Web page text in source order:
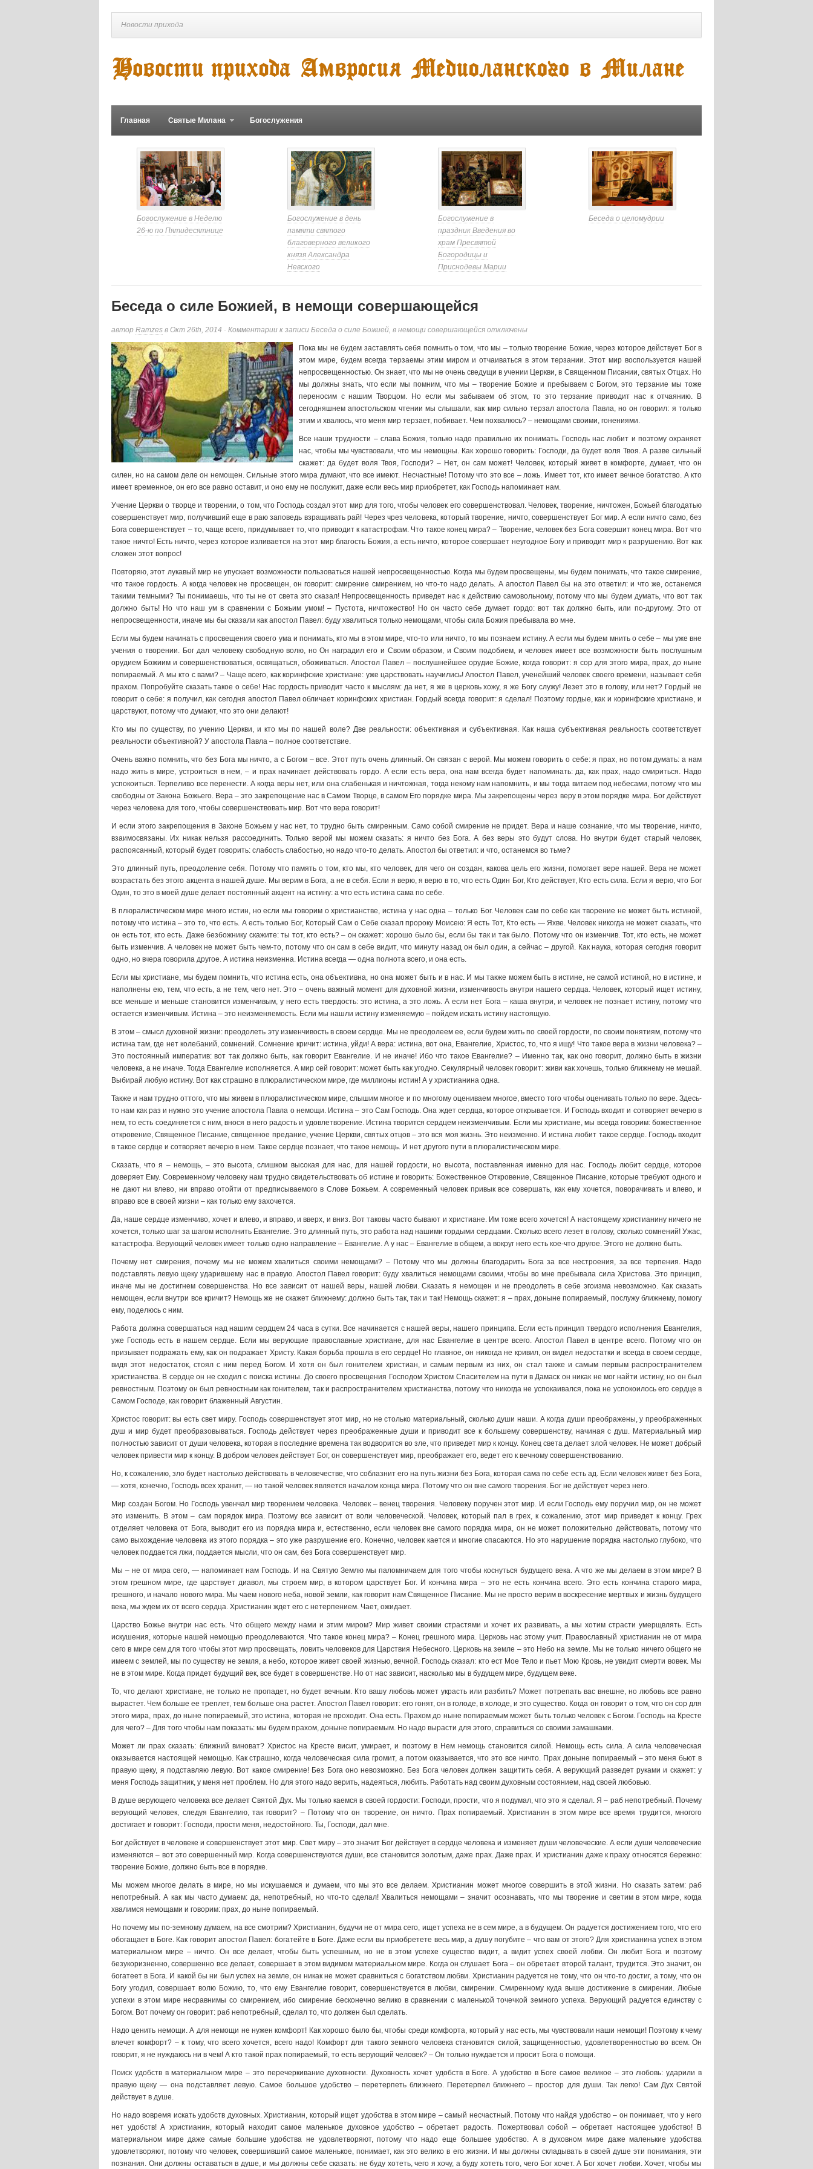
Новости прихода
Главная Святые Милана Богослужения
Богослужение в Неделю
26-ю по Пятидесятнице
Богослужение в день
памяти святого
благоверного великого
князя Александра
Невского
Богослужение в
праздник Введения во
храм Пресвятой
Богородицы и
Приснодевы Марии
Беседа о целомудрии
Беседа о силе Божией, в немощи совершающейся
автор Ramzes в Окт 26th, 2014 · Комментарии к записи Беседа о силе Божией, в немощи совершающейся отключены
Пока мы не будем заставлять себя помнить о том, что мы – только творение Божие, через которое действует Бог в
этом мире, будем всегда терзаемы этим миром и отчаиваться в этом терзании. Этот мир воспользуется нашей
непросвещенностью. Он знает, что мы не очень сведущи в учении Церкви, в Священном Писании, святых Отцах. Но
мы должны знать, что если мы помним, что мы – творение Божие и пребываем с Богом, это терзание мы тоже
переносим с нашим Творцом. Но если мы забываем об этом, то это терзание приводит нас к отчаянию. В
сегодняшнем апостольском чтении мы слышали, как мир сильно терзал апостола Павла, но он говорил: я только
этим и хвалюсь, что меня мир терзает, побивает. Чем похвалюсь? – немощами своими, гонениями.
Все наши трудности – слава Божия, только надо правильно их понимать. Господь нас любит и поэтому охраняет
нас, чтобы мы чувствовали, что мы немощны. Как хорошо говорить: Господи, да будет воля Твоя. А разве сильный
скажет: да будет воля Твоя, Господи? – Нет, он сам может! Человек, который живет в комфорте, думает, что он
силен, но на самом деле он немощен. Сильные этого мира думают, что все имеют. Несчастные! Потому что это все – ложь. Имеет тот, кто имеет вечное богатство. А кто
имеет временное, он его все равно оставит, и оно ему не послужит, даже если весь мир приобретет, как Господь напоминает нам.
Учение Церкви о творце и творении, о том, что Господь создал этот мир для того, чтобы человек его совершенствовал. Человек, творение, ничтожен, Божьей благодатью
совершенствует мир, получивший еще в раю заповедь взращивать рай! Через чрез человека, который творение, ничто, совершенствует Бог мир. А если ничто само, без
Бога совершенствует – то, чаще всего, придумывает то, что приводит к катастрофам. Что такое конец мира? – Творение, человек без Бога совершит конец мира. Вот что
такое ничто! Есть ничто, через которое изливается на этот мир благость Божия, а есть ничто, которое совершает неугодное Богу и приводит мир к разрушению. Вот как
сложен этот вопрос!
Повторяю, этот лукавый мир не упускает возможности пользоваться нашей непросвещенностью. Когда мы будем просвещены, мы будем понимать, что такое смирение,
что такое гордость. А когда человек не просвещен, он говорит: смирение смирением, но что-то надо делать. А апостол Павел бы на это ответил: и что же, останемся
такими темными? Ты понимаешь, что ты не от света это сказал! Непросвещенность приведет нас к действию самовольному, потому что мы будем думать, что вот так
должно быть! Но что наш ум в сравнении с Божьим умом! – Пустота, ничтожество! Но он часто себе думает гордо: вот так должно быть, или по-другому. Это от
непросвещенности, иначе мы бы сказали как апостол Павел: буду хвалиться только немощами, чтобы сила Божия пребывала во мне.
Если мы будем начинать с просвещения своего ума и понимать, кто мы в этом мире, что-то или ничто, то мы познаем истину. А если мы будем мнить о себе – мы уже вне
учения о творении. Бог дал человеку свободную волю, но Он наградил его и Своим образом, и Своим подобием, и человек имеет все возможности быть послушным
орудием Божиим и совершенствоваться, освящаться, обоживаться. Апостол Павел – послушнейшее орудие Божие, когда говорит: я сор для этого мира, прах, до ныне
попираемый. А мы кто с вами? – Чаще всего, как коринфские христиане: уже царствовать научились! Апостол Павел, ученейший человек своего времени, называет себя
прахом. Попробуйте сказать такое о себе! Нас гордость приводит часто к мыслям: да нет, я же в церковь хожу, я же Богу служу! Лезет это в голову, или нет? Гордый не
говорит о себе: я получил, как сегодня апостол Павел обличает коринфских христиан. Гордый всегда говорит: я сделал! Поэтому гордые, как и коринфские христиане, и
царствуют, потому что думают, что это они делают!
Кто мы по существу, по учению Церкви, и кто мы по нашей воле? Две реальности: объективная и субъективная. Как наша субъективная реальность соответствует
реальности объективной? У апостола Павла – полное соответствие.
Очень важно помнить, что без Бога мы ничто, а с Богом – все. Этот путь очень длинный. Он связан с верой. Мы можем говорить о себе: я прах, но потом думать: а нам
надо жить в мире, устроиться в нем, – и прах начинает действовать гордо. А если есть вера, она нам всегда будет напоминать: да, как прах, надо смириться. Надо
успокоиться. Терпеливо все перенести. А когда веры нет, или она слабенькая и ничтожная, тогда некому нам напомнить, и мы тогда витаем под небесами, потому что мы
свободны от Закона Божьего. Вера – это закрепощение нас в Самом Творце, в самом Его порядке мира. Мы закрепощены через веру в этом порядке мира. Бог действует
через человека для того, чтобы совершенствовать мир. Вот что вера говорит!
И если этого закрепощения в Законе Божьем у нас нет, то трудно быть смиренным. Само собой смирение не придет. Вера и наше сознание, что мы творение, ничто,
взаимосвязаны. Их никак нельзя рассоединить. Только верой мы можем сказать: я ничто без Бога. А без веры это будут слова. Но внутри будет старый человек,
распоясанный, который будет говорить: слабость слабостью, но надо что-то делать. Апостол бы ответил: и что, останемся во тьме?
Это длинный путь, преодоление себя. Потому что память о том, кто мы, кто человек, для чего он создан, какова цель его жизни, помогает вере нашей. Вера не может
возрастать без этого акцента в нашей душе. Мы верим в Бога, а не в себя. Если я верю, я верю в то, что есть Один Бог, Кто действует, Кто есть сила. Если я верю, что Бог
Один, то это в моей душе делает постоянный акцент на истину: а что есть истина сама по себе.
В плюралистическом мире много истин, но если мы говорим о христианстве, истина у нас одна – только Бог. Человек сам по себе как творение не может быть истиной,
потому что истина – это то, что есть. А есть только Бог, Который Сам о Себе сказал пророку Моисею: Я есть Тот, Кто есть — Яхве. Человек никогда не может сказать, что
он есть тот, кто есть. Даже безбожнику скажите: ты тот, кто есть? – он скажет: хорошо было бы, если бы так и так было. Потому что он изменчив. Тот, кто есть, не может
быть изменчив. А человек не может быть чем-то, потому что он сам в себе видит, что минуту назад он был один, а сейчас – другой. Как наука, которая сегодня говорит
одно, но вчера говорила другое. А истина неизменна. Истина всегда — одна полнота всего, и она есть.
Если мы христиане, мы будем помнить, что истина есть, она объективна, но она может быть и в нас. И мы также можем быть в истине, не самой истиной, но в истине, и
наполнены ею, тем, что есть, а не тем, чего нет. Это – очень важный момент для духовной жизни, изменчивость внутри нашего сердца. Человек, который ищет истину,
все меньше и меньше становится изменчивым, у него есть твердость: это истина, а это ложь. А если нет Бога – каша внутри, и человек не познает истину, потому что
остается изменчивым. Истина – это неизменяемость. Если мы нашли истину изменяемую – пойдем искать истину настоящую.
В этом – смысл духовной жизни: преодолеть эту изменчивость в своем сердце. Мы не преодолеем ее, если будем жить по своей гордости, по своим понятиям, потому что
истина там, где нет колебаний, сомнений. Сомнение кричит: истина, уйди! А вера: истина, вот она, Евангелие, Христос, то, что я ищу! Что такое вера в жизни человека? –
Это постоянный императив: вот так должно быть, как говорит Евангелие. И не иначе! Ибо что такое Евангелие? – Именно так, как оно говорит, должно быть в жизни
человека, а не иначе. Тогда Евангелие исполняется. А мир сей говорит: может быть как угодно. Секулярный человек говорит: живи как хочешь, только ближнему не мешай.
Выбирай любую истину. Вот как страшно в плюралистическом мире, где миллионы истин! А у христианина одна.
Также и нам трудно оттого, что мы живем в плюралистическом мире, слышим многое и по многому оцениваем многое, вместо того чтобы оценивать только по вере. Здесь-
то нам как раз и нужно это учение апостола Павла о немощи. Истина – это Сам Господь. Она ждет сердца, которое открывается. И Господь входит и сотворяет вечерю в
нем, то есть соединяется с ним, внося в него радость и удовлетворение. Истина творится сердцем неизменчивым. Если мы христиане, мы всегда говорим: божественное
откровение, Священное Писание, священное предание, учение Церкви, святых отцов – это вся моя жизнь. Это неизменно. И истина любит такое сердце. Господь входит
в такое сердце и сотворяет вечерю в нем. Такое сердце познает, что такое немощь. И нет другого пути в плюралистическом мире.
Сказать, что я – немощь, – это высота, слишком высокая для нас, для нашей гордости, но высота, поставленная именно для нас. Господь любит сердце, которое
доверяет Ему. Современному человеку нам трудно свидетельствовать об истине и говорить: Божественное Откровение, Священное Писание, которые требуют одного и
не дают ни влево, ни вправо отойти от предписываемого в Слове Божьем. А современный человек привык все совершать, как ему хочется, поворачивать и влево, и
вправо все в своей жизни – как только ему захочется.
Да, наше сердце изменчиво, хочет и влево, и вправо, и вверх, и вниз. Вот таковы часто бывают и христиане. Им тоже всего хочется! А настоящему христианину ничего не
хочется, только шаг за шагом исполнить Евангелие. Это длинный путь, это работа над нашими гордыми сердцами. Сколько всего лезет в голову, сколько сомнений! Ужас,
катастрофа. Верующий человек имеет только одно направление – Евангелие. А у нас – Евангелие в общем, а вокруг него есть кое-что другое. Этого не должно быть.
Почему нет смирения, почему мы не можем хвалиться своими немощами? – Потому что мы должны благодарить Бога за все нестроения, за все терпения. Надо
подставлять левую щеку ударившему нас в правую. Апостол Павел говорит: буду хвалиться немощами своими, чтобы во мне пребывала сила Христова. Это принцип,
иначе мы не достигнем совершенства. Но все зависит от нашей веры, нашей любви. Сказать я немощен и не преодолеть в себе эгоизма невозможно. Как сказать
немощен, если внутри все кричит? Немощь же не скажет ближнему: должно быть так, так и так! Немощь скажет: я – прах, доныне попираемый, послужу ближнему, помогу
ему, поделюсь с ним.
Работа должна совершаться над нашим сердцем 24 часа в сутки. Все начинается с нашей веры, нашего принципа. Если есть принцип твердого исполнения Евангелия,
уже Господь есть в нашем сердце. Если мы верующие православные христиане, для нас Евангелие в центре всего. Апостол Павел в центре всего. Потому что он
призывает подражать ему, как он подражает Христу. Какая борьба прошла в его сердце! Но главное, он никогда не кривил, он видел недостатки и всегда в своем сердце,
видя этот недостаток, стоял с ним перед Богом. И хотя он был гонителем христиан, и самым первым из них, он стал также и самым первым распространителем
христианства. В сердце он не сходил с поиска истины. До своего просвещения Господом Христом Спасителем на пути в Дамаск он никак не мог найти истину, но он был
ревностным. Поэтому он был ревностным как гонителем, так и распространителем христианства, потому что никогда не успокаивался, пока не успокоилось его сердце в
Самом Господе, как говорит блаженный Августин.
Христос говорит: вы есть свет миру. Господь совершенствует этот мир, но не столько материальный, сколько души наши. А когда души преображены, у преображенных
душ и мир будет преобразовываться. Господь действует через преображенные души и приводит все к большему совершенству, начиная с душ. Материальный мир
полностью зависит от души человека, которая в последние времена так водворится во зле, что приведет мир к концу. Конец света делает злой человек. Не может добрый
человек привести мир к концу. В добром человек действует Бог, он совершенствует мир, преображает его, ведет его к вечному совершенствованию.
Но, к сожалению, зло будет настолько действовать в человечестве, что соблазнит его на путь жизни без Бога, которая сама по себе есть ад. Если человек живет без Бога,
— хотя, конечно, Господь всех хранит, — но такой человек является началом конца мира. Потому что он вне самого творения. Бог не действует через него.
Мир создан Богом. Но Господь увенчал мир творением человека. Человек – венец творения. Человеку поручен этот мир. И если Господь ему поручил мир, он не может
это изменить. В этом – сам порядок мира. Поэтому все зависит от воли человеческой. Человек, который пал в грех, к сожалению, этот мир приведет к концу. Грех
отделяет человека от Бога, выводит его из порядка мира и, естественно, если человек вне самого порядка мира, он не может положительно действовать, потому что
само выхождение человека из этого порядка – это уже разрушение его. Конечно, человек кается и многие спасаются. Но это нарушение порядка настолько глубоко, что
человек поддается лжи, поддается мысли, что он сам, без Бога совершенствует мир.
Мы – не от мира сего, — напоминает нам Господь. И на Святую Землю мы паломничаем для того чтобы коснуться будущего века. А что же мы делаем в этом мире? В
этом грешном мире, где царствует диавол, мы строем мир, в котором царствует Бог. И кончина мира – это не есть кончина всего. Это есть кончина старого мира,
грешного, и начало нового мира. Мы чаем нового неба, новой земли, как говорит нам Священное Писание. Мы не просто верим в воскресение мертвых и жизнь будущего
века, мы ждем их от всего сердца. Христианин ждет его с нетерпением. Чает, ожидает.
Царство Божье внутри нас есть. Что общего между нами и этим миром? Мир живет своими страстями и хочет их развивать, а мы хотим страсти умерщвлять. Есть
искушения, которые нашей немощью преодолеваются. Что такое конец мира? – Конец грешного мира. Церковь нас этому учит. Православный христианин не от мира
сего в мире сем для того чтобы этот мир просвещать, ловить человеков для Царствия Небесного. Церковь на земле – это Небо на земле. Мы не только ничего общего не
имеем с землей, мы по существу не земля, а небо, которое живет своей жизнью, вечной. Господь сказал: кто ест Мое Тело и пьет Мою Кровь, не увидит смерти вовек. Мы
не в этом мире. Когда придет будущий век, все будет в совершенстве. Но от нас зависит, насколько мы в будущем мире, будущем веке.
То, что делают христиане, не только не пропадет, но будет вечным. Кто вашу любовь может украсть или разбить? Может потрепать вас внешне, но любовь все равно
вырастет. Чем больше ее треплет, тем больше она растет. Апостол Павел говорит: его гонят, он в голоде, в холоде, и это существо. Когда он говорит о том, что он сор для
этого мира, прах, до ныне попираемый, это истина, которая не проходит. Она есть. Прахом до ныне попираемым может быть только человек с Богом. Господь на Кресте
для чего? – Для того чтобы нам показать: мы будем прахом, доныне попираемым. Но надо вырасти для этого, справиться со своими замашками.
Может ли прах сказать: ближний виноват? Христос на Кресте висит, умирает, и поэтому в Нем немощь становится силой. Немощь есть сила. А сила человеческая
оказывается настоящей немощью. Как страшно, когда человеческая сила громит, а потом оказывается, что это все ничто. Прах доныне попираемый – это меня бьют в
правую щеку, я подставляю левую. Вот какое смирение! Без Бога оно невозможно. Без Бога человек должен защитить себя. А верующий разведет руками и скажет: у
меня Господь защитник, у меня нет проблем. Но для этого надо верить, надеяться, любить. Работать над своим духовным состоянием, над своей любовью.
В душе верующего человека все делает Святой Дух. Мы только каемся в своей гордости: Господи, прости, что я подумал, что это я сделал. Я – раб непотребный. Почему
верующий человек, следуя Евангелию, так говорит? – Потому что он творение, он ничто. Прах попираемый. Христианин в этом мире все время трудится, многого
достигает и говорит: Господи, прости меня, недостойного. Ты, Господи, дал мне.
Бог действует в человеке и совершенствует этот мир. Свет миру – это значит Бог действует в сердце человека и изменяет души человеческие. А если души человеческие
изменяются – вот это совершенный мир. Когда совершенствуются души, все становится золотым, даже прах. Даже прах. И христианин даже к праху относятся бережно:
творение Божие, должно быть все в порядке.
Мы можем многое делать в мире, но мы искушаемся и думаем, что мы это все делаем. Христианин может многое совершить в этой жизни. Но сказать затем: раб
непотребный. А как мы часто думаем: да, непотребный, но что-то сделал! Хвалиться немощами – значит осознавать, что мы творение и светим в этом мире, когда
хвалимся немощами и говорим: прах, до ныне попираемый.
Но почему мы по-земному думаем, на все смотрим? Христианин, будучи не от мира сего, ищет успеха не в сем мире, а в будущем. Он радуется достижением того, что его
обогащает в Боге. Как говорит апостол Павел: богатейте в Боге. Даже если вы приобретете весь мир, а душу погубите – что вам от этого? Для христианина успех в этом
материальном мире – ничто. Он все делает, чтобы быть успешным, но не в этом успехе существо видит, а видит успех своей любви. Он любит Бога и поэтому
безукоризненно, совершенно все делает, совершает в этом видимом материальном мире. Когда он слушает Бога – он обретает второй талант, трудится. Это значит, он
богатеет в Бога. И какой бы ни был успех на земле, он никак не может сравниться с богатством любви. Христианин радуется не тому, что он что-то достиг, а тому, что он
Богу угодил, совершает волю Божию, то, что ему Евангелие говорит, совершенствуется в любви, смирении. Смиренному куда выше достижение в смирении. Любые
успехи в этом мире несравнимы со смирением, ибо смирение бесконечно велико в сравнении с маленькой точечкой земного успеха. Верующий радуется единству с
Богом. Вот почему он говорит: раб непотребный, сделал то, что должен был сделать.
Надо ценить немощи. А для немощи не нужен комфорт! Как хорошо было бы, чтобы среди комфорта, который у нас есть, мы чувствовали наши немощи! Поэтому к чему
влечет комфорт? – к тому, что всего хочется, всего надо! Комфорт для такого земного человека становится силой, защищенностью, удовлетворенностью во всем. Он
говорит, я не нуждаюсь ни в чем! А кто такой прах попираемый, то есть верующий человек? – Он только нуждается и просит Бога о помощи.
Поиск удобств в материальном мире – это перечеркивание духовности. Духовность хочет удобств в Боге. А удобство в Боге самое великое – это любовь: ударили в
правую щеку — она подставляет левую. Самое большое удобство – перетерпеть ближнего. Перетерпел ближнего – простор для души. Так легко! Сам Дух Святой
действует в душе.
Но надо вовремя искать удобств духовных. Христианин, который ищет удобства в этом мире – самый несчастный. Потому что найдя удобство – он понимает, что у него
нет удобств! А христианин, который находит самое маленькое духовное удобство – обретает радость. Пожертвовал собой – обретает настоящее удобство! В
материальном мире даже самые большие удобства не удовлетворяют, потому что надо еще большее удобство. А в духовном мире даже маленькие удобства
удовлетворяют, потому что человек, совершивший самое маленькое, понимает, как это велико в его жизни. И мы должны складывать в своей душе эти понимания, эти
познания. Они должны оставаться в душе, и мы должны себе сказать: не буду хотеть, чего я хочу, а буду хотеть того, чего Бог хочет. А Бог хочет любви. Хочет, чтобы мы